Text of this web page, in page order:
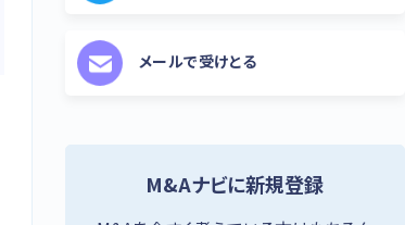
メールで受けとる
M&Aナビに新規登録